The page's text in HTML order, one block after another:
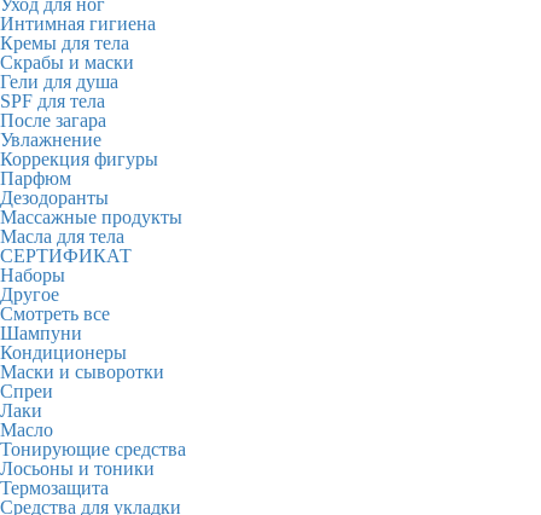
Уход для ног
Интимная гигиена
Кремы для тела
Скрабы и маски
Гели для душа
SPF для тела
После загара
Увлажнение
Коррекция фигуры
Парфюм
Дезодоранты
Массажные продукты
Масла для тела
СЕРТИФИКАТ
Наборы
Другое
Смотреть все
Шампуни
Кондиционеры
Маски и сыворотки
Спреи
Лаки
Масло
Тонирующие средства
Лосьоны и тоники
Термозащита
Средства для укладки